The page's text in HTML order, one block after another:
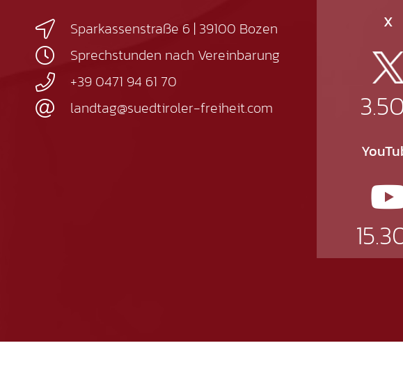
Sparkassenstraße 6 | 39100 Bozen
Sprechstunden nach Vereinbarung
+39 0471 94 61 70
landtag@suedtiroler-freiheit.com
X